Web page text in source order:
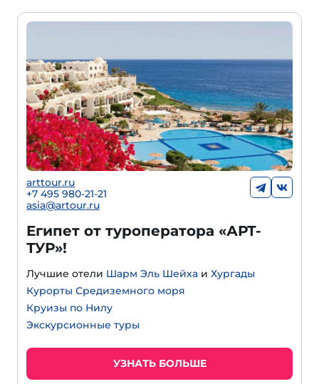
arttour.ru
+7 495 980-21-21
asia@artour.ru
Египет от туроператора «АРТ-
ТУР»!
Лучшие отели Шарм Эль Шейха и Хургады
Курорты Средиземного моря
Круизы по Нилу
Экскурсионные туры
УЗНАТЬ БОЛЬШЕ